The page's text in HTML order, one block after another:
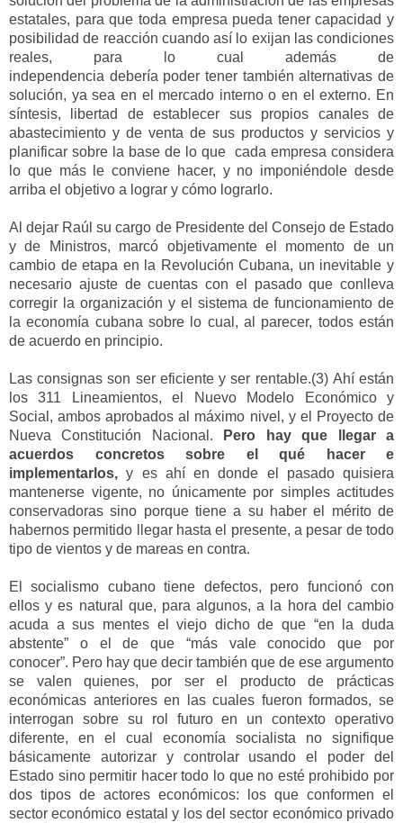
estatales, paraque toda empresa pueda tener capacidad y
posibilidad de reacción cuandoasí lo exijan las condiciones
reales, para lo cual además de
independencia debería poder tener tambiénalternativas de
solución, ya sea en el mercado interno o en el externo. En
síntesis, l ibertad de establecer sus propios canales de
abastecimiento y de venta de sus productos y servicios y
p lanificar sobre la base de lo que cada empresa considera
lo que más le conviene hacer, y no imponiéndoledesde
arriba el objetivo a lograr y cómo lograrlo.
A l dejar Raúl su cargo de Presidente del Consejo de Estado
y de Ministros, marcó objetivamente el momento de un
cambio de etapa en la Revolución Cubana, un inevitabley
necesario ajuste de cuentas con el pasadoque conlleva
corregir la organización y el sistema de funcionamiento de
la economía cubana sobre lo cual , al parecer, todosestán
de acuerdo en principio.
Las consignas son ser eficiente y ser rentable.(3) Ahí están
los 311 Lineamientos, el Nuevo Modelo Económico y
Social, ambos aprobados al máximo nivel, y el Proyecto de
Nueva Constitución Nacional.
Pero hay que llegar a
acuerdos concretos
sobre el qué hacer e
implementarlos, y es ahí en donde el pasado quisiera
mantenerse vigente, no únicamente por simplesactitudes
conservadoras sino porque tiene a su haber el méritode
habernos permitido llegar hasta el presente, a pesar de todo
tipo de vientos y de mareas en contra.
El socialismo cubano tiene defectos, pero funcionó con
ellosy es natural que, para algunos, a la hora del cambio
acuda a sus mentes el viejo dicho de que “en la duda
abstente” o el de que “más vale conocido que por
conocer”. Pero hay que decir también que de ese argumento
se valen quienes, por ser el producto de prácticas
económicas anteriores en las cuales fueron formados, se
interrogan sobre su rol futuro en un contexto operativo
diferente, en el cual economía socialista no signifique
básicamente autorizar y controlar usando el poder del
Estado sino permitir hacertodo lo que no esté prohibido por
dos tipos de actores económicos: los que conformen el
sector económico estatal y los del sector económico privado